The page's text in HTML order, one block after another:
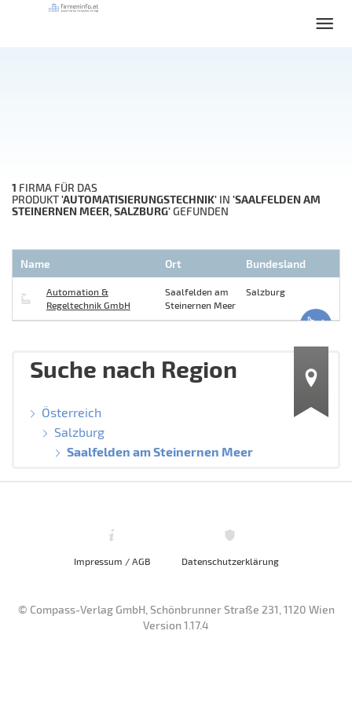
1 FIRMA FÜR DAS
PRODUKT'AUTOMATISIERUNGSTECHNIK' IN 'SAALFELDEN AM
STEINERNEN MEER, SALZBURG'GEFUNDEN
Name Ort Bundesland
Automation &
Regeltechnik GmbH
Saalfelden am
Steinernen Meer
Salzburg
Suche nach Region
Österreich
Salzburg
Saalfelden am Steinernen Meer
Impressum / AGB Datenschutzerklärung
© Compass-Verlag GmbH, Schönbrunner Straße 231, 1120 Wien
Version 1.17.4